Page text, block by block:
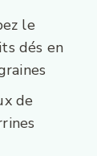
le
dés en
de